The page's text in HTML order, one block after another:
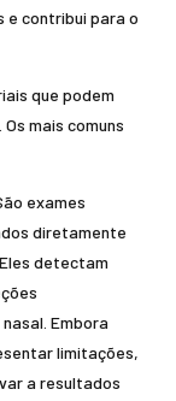
e contribui para o
que podem
mais comuns
exames
diretamente
detectam
Embora
limitações,
a resultados